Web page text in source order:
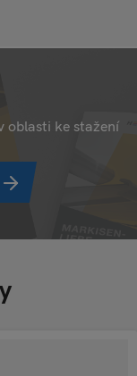
oblasti ke stažení